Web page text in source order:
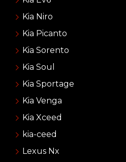
Kia Niro
Kia Picanto
Kia Sorento
Kia Soul
Kia Sportage
Kia Venga
Kia Xceed
kia-ceed
Lexus Nx